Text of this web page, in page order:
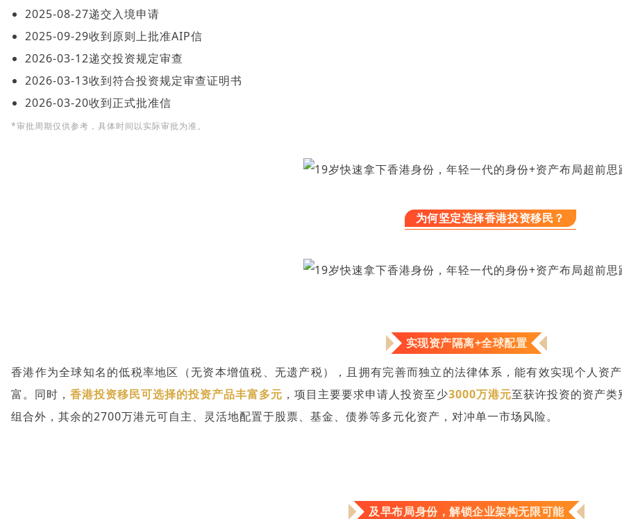
2025-08-27递交入境申请
2025-09-29收到原则上批准AIP信
2026-03-12递交投资规定审查
2026-03-13收到符合投资规定审查证明书
2026-03-20收到正式批准信
*审批周期仅供参考，具体时间以实际审批为准。
为何坚定选择香港投资移民？
实现资产隔离+全球配置
香港作为全球知名的低税率地区（无资本增值税、无遗产税），且拥有完善而独立的法律体系，能有效实现个人资
富。同时，香港投资移民可选择的投资产品丰富多元 ，项目主要要求申请人投资至少3000万港元至获许投资的资产
组合外，其余的2700万港元可自主、灵活地配置于股票、基金、债券等多元化资产，对冲单一市场风险。
及早布局身份，解锁企业架构无限可能